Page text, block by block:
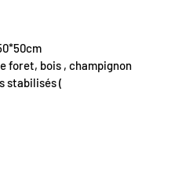
foret, bois , champignon
stabilisés (